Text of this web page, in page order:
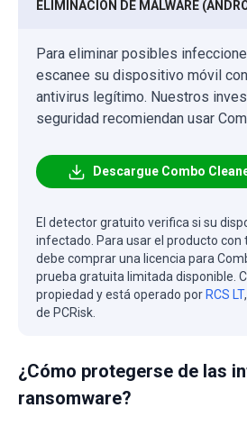
ELIMINACIÓN DE MALWARE
Para eliminar posibles
escanee su dispositivo móvil
antivirus legítimo. Nuestros
seguridad recomiendan usar
Descargue Combo
El detector gratuito verifica si su
infectado. Para usar el producto con
debe comprar una licencia para
prueba gratuita limitada disponible.
propiedad y está operado por RCS LT
de PCRisk.
¿Cómo protegerse de las
ransomware?